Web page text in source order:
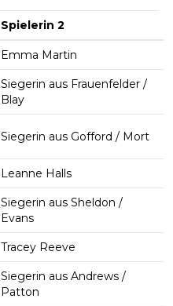
Spielerin 2
Emma Martin
Siegerin aus Frauenfelder /
Blay
Siegerin aus Gofford / Mort
Leanne Halls
Siegerin aus Sheldon /
Evans
Tracey Reeve
Siegerin aus Andrews /
Patton